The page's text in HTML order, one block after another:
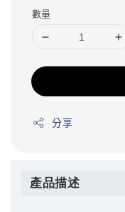
數量
分享
產品描述